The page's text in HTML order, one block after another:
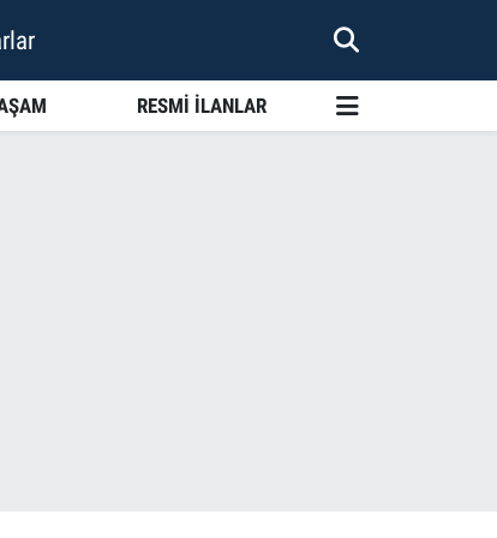
RESMİ İLANLAR